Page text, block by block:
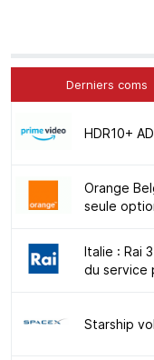
Derniers coms
HDR10+
Orange
seule
Italie : Rai
du service
Starship